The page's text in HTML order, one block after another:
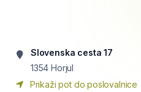
Slovenska cesta 17
1354 Horjul
Prikaži pot do poslovalnice